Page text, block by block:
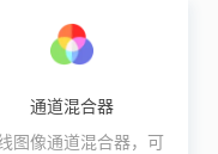
通道混合器
图像通道混合器，可